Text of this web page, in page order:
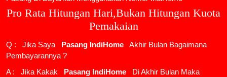
Pro Rata Hitungan Hari,Bukan Hitungan Kuota
Pemakaian
Q : Jika Saya Pasang IndiHome
Akhir Bulan Bagaimana
Pembayarannya ?
A : Jika Kakak
Pasang IndiHome
Di Akhir Bulan Maka